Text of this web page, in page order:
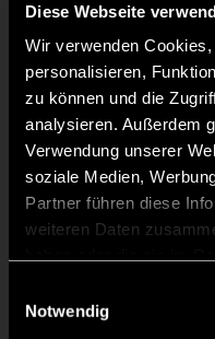
Diese Webseite
Wir verwenden
personalisieren,
zu können und die
analysieren. Außerdem
Verwendung unserer
soziale Medien,
Partner führen diese
weiteren Daten
Notwendig
Elisa
17' GRÜNE